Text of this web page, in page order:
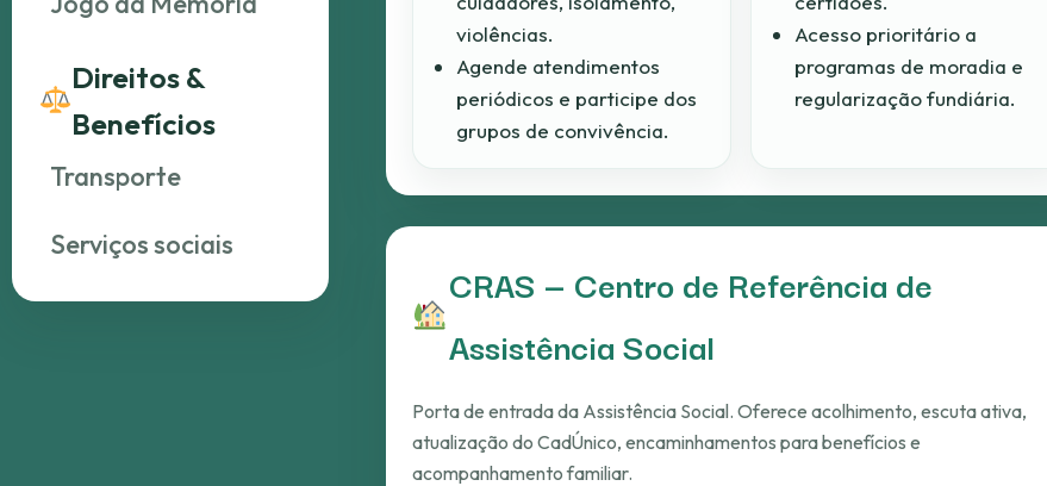
Direitos &
Benefícios
Transporte
Serviços sociais
violências.
Agende atendimentos
periódicos e participe dos
grupos de convivência.
Acesso prioritário a
programas de moradia e
regularização fundiária.
CRAS — Centro de Referência de
Assistência Social
Porta de entrada da Assistência Social. Oferece acolhimento, escuta ativa,
atualização do CadÚnico, encaminhamentos para benefícios e
acompanhamento familiar.